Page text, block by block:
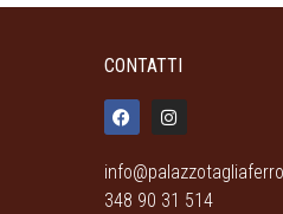
CONTATTI
348 90 31 514